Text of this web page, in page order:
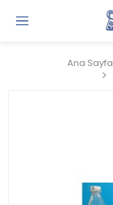
Ana Sayfa